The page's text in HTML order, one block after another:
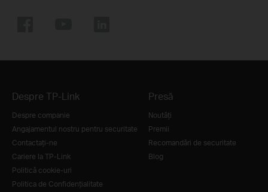
Despre TP-Link
Despre companie
Angajamentul nostru pentru securitate
Contactați-ne
Cariere la TP-Link
Politică cookie-uri
Politica de Confidențialitate
Presă
Noutăţi
Premii
Recomandări de securitate
Blog